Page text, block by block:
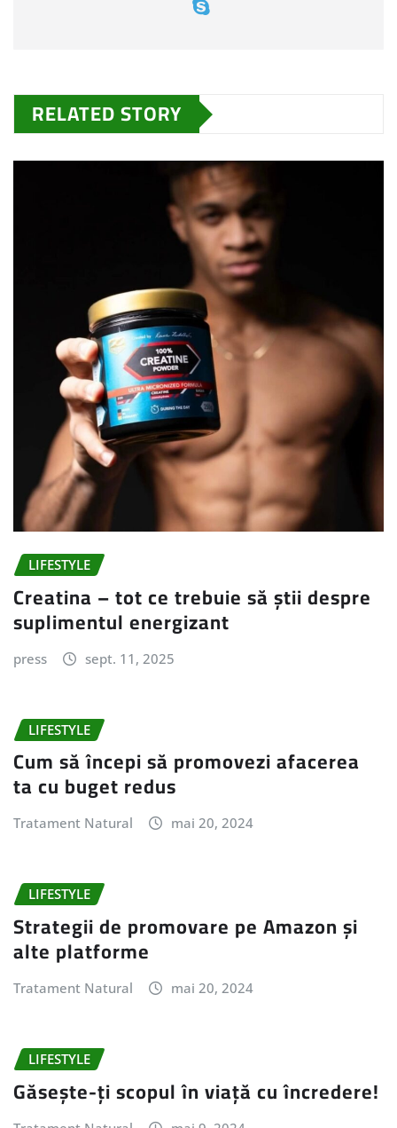
RELATED STORY
LIFESTYLE
Creatina – tot ce trebuie să știi despre
suplimentul energizant
press sept. 11, 2025
LIFESTYLE
Cum să începi să promovezi afacerea
ta cu buget redus
Tratament Natural mai 20, 2024
LIFESTYLE
Strategii de promovare pe Amazon și
alte platforme
Tratament Natural mai 20, 2024
LIFESTYLE
Găsește-ți scopul în viață cu încredere!